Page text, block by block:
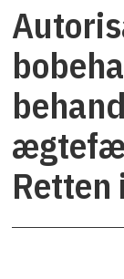
Retten